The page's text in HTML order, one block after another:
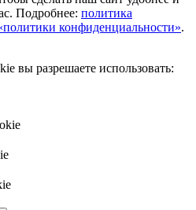
Подробнее: политика
конфиденциальности».
вы разрешаете использовать: